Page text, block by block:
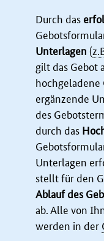
Durch das
Unterlagen (
gilt das Gebot
ergänzende
des
durch das
Unterlagen
stellt für den
Ablauf des
ab. Alle von
werden in der